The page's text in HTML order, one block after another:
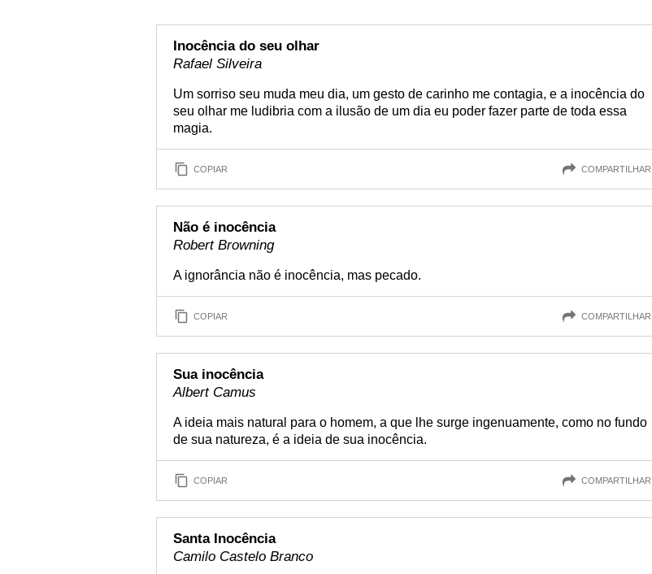
Inocência do seu olhar
Rafael Silveira
Um sorriso seu muda meu dia, um gesto de carinho me contagia, e a inocência do
seu olhar me ludibria com a ilusão de um dia eu poder fazer parte de toda essa
magia.
COPIAR COMPARTILHAR
Não é inocência
Robert Browning
A ignorância não é inocência, mas pecado.
COPIAR COMPARTILHAR
Sua inocência
Albert Camus
A ideia mais natural para o homem, a que lhe surge ingenuamente, como no fundo
de sua natureza, é a ideia de sua inocência.
COPIAR COMPARTILHAR
Santa Inocência
Camilo Castelo Branco